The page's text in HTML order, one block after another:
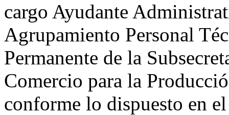
cargo Ayudante
Agrupamiento Personal
Permanente de la
Comercio para la
conforme lo dispuesto en